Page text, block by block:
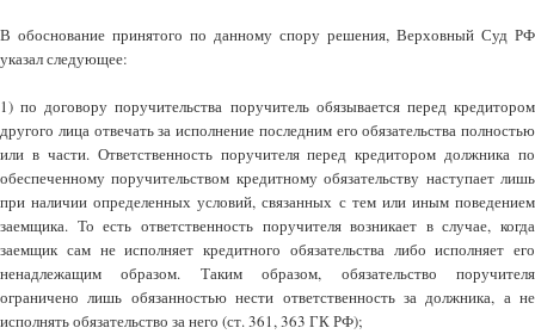
В обоснование принятого по данному спору решения, Верховный Суд РФ
указал следующее:
1) по договору поручительства поручитель обязывается перед кредитором
другого лица отвечать за исполнение последним его обязательства полностью
или в части. Ответственность поручителя перед кредитором должника по
обеспеченному поручительством кредитному обязательству наступает лишь
при наличии определенных условий, связанных с тем или иным поведением
заемщика. То есть ответственность поручителя возникает в случае, когда
заемщик сам не исполняет кредитного обязательства либо исполняет его
ненадлежащим образом. Таким образом, обязательство поручителя
ограничено лишь обязанностью нести ответственность за должника, а не
исполнять обязательство за него (ст. 361, 363 ГК РФ);